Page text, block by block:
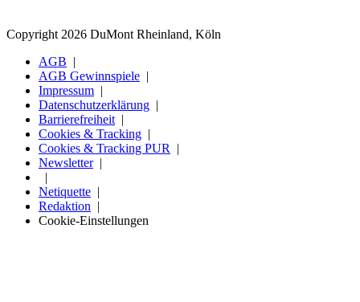
Copyright 2026 DuMont Rheinland, Köln
AGB
AGB Gewinnspiele
Impressum
Datenschutzerklärung
Barrierefreiheit
Cookies & Tracking
Cookies & Tracking PUR
Newsletter
Netiquette
Redaktion
Cookie-Einstellungen